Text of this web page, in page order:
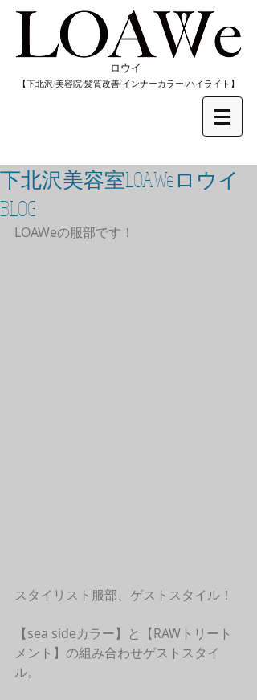
​ロウイ
​【下北沢/美容院/髪質改善/インナーカラー/​ハイライト】
下北沢美容室LOAWeロウイ
BLOG
LOAWeの服部です！
スタイリスト服部、ゲストスタイル！
【sea sideカラー】と【RAWトリート
メント】の組み合わせゲストスタイ
ル。